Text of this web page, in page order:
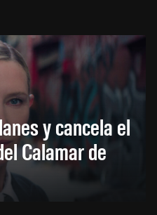
y cancela el
Calamar de